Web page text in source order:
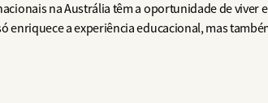
na Austrália têm a oportunidade de viver
enriquece a experiência educacional, mas